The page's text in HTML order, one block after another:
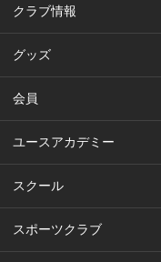
クラブ情報
グッズ
会員
ユースアカデミー
スクール
スポーツクラブ